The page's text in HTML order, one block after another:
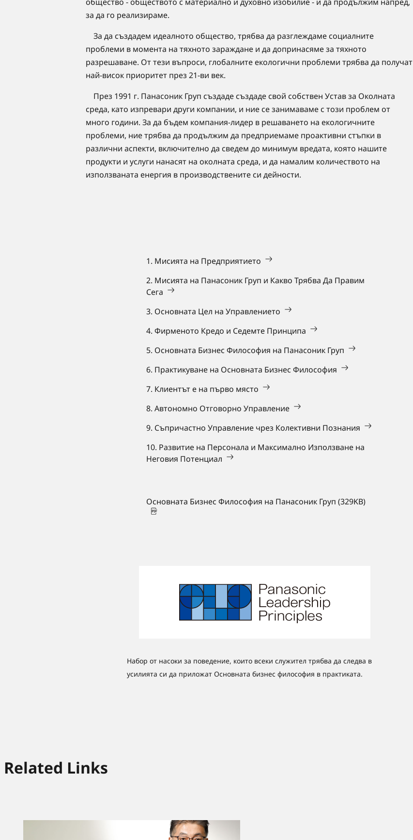
за да го реализираме.
За да създадем идеалното общество, трябва да разглеждаме социалните
проблеми в момента на тяхното зараждане и да допринасяме за тяхното
разрешаване. От тези въпроси, глобалните екологични проблеми трябва да получат
най-висок приоритет през 21-ви век.
През 1991 г. Панасоник Груп създаде създаде свой собствен Устав за Околната
среда, като изпревари други компании, и ние се занимаваме с този проблем от
много години. За да бъдем компания-лидер в решаването на екологичните
проблеми, ние трябва да продължим да предприемаме проактивни стъпки в
различни аспекти, включително да сведем до минимум вредата, която нашите
продукти и услуги нанасят на околната среда, и да намалим количеството на
използваната енергия в производствените си дейности.
1. Мисията на Предприятието
2. Мисията на Панасоник Груп и Какво Трябва Да Правим
Сега
3. Основната Цел на Управлението
4. Фирменото Кредо и Седемте Принципа
5. Основната Бизнес Философия на Панасоник Груп
6. Практикуване на Основната Бизнес Философия
7. Клиентът е на първо място
8. Автономно Отговорно Управление
9. Съпричастно Управление чрез Колективни Познания
10. Развитие на Персонала и Максимално Използване на
Неговия Потенциал
Основната Бизнес Философия на Панасоник Груп (329KB)
Набор от насоки за поведение, които всеки служител трябва да следва в
усилията си да приложат Основната бизнес философия в практиката.
Related Links